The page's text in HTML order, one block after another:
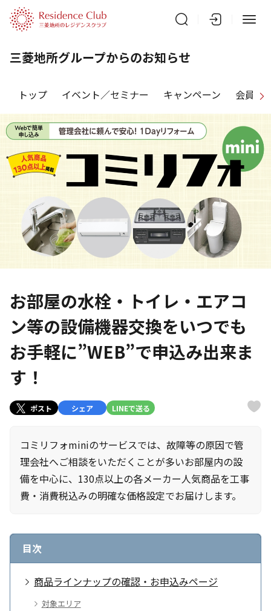
三菱地所グループからのお知らせ
トップ イベント／セミナー キャンペーン 会員特
お部屋の水栓・トイレ・エアコ
ン等の設備機器交換をいつでも
お手軽に”WEB”で申込み出来ま
す！
ポスト シェア LINEで送る
コミリフォminiのサービスでは、故障等の原因で管
理会社へご相談をいただくことが多いお部屋内の設
備を中心に、130点以上の各メーカー人気商品を工事
費・消費税込みの明確な価格設定でお届けします。
目次
商品ラインナップの確認・お申込みページ
対象エリア